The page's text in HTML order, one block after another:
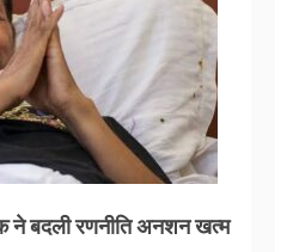
ने बदली रणनीति अनशन खत्म